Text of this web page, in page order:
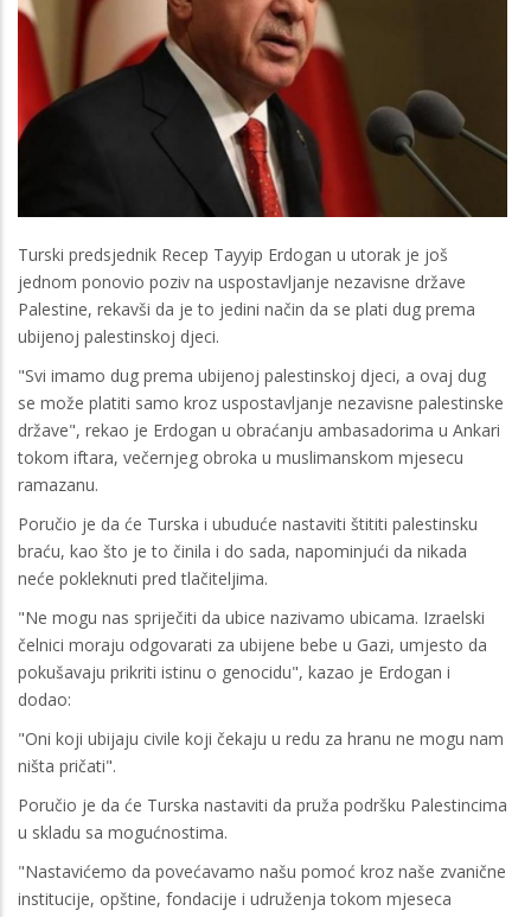
Turski predsjednik Recep Tayyip Erdogan u utorak je još
jednom ponovio poziv na uspostavljanje nezavisne države
Palestine, rekavši da je to jedini način da se plati dug prema
ubijenoj palestinskoj djeci.
"Svi imamo dug prema ubijenoj palestinskoj djeci, a ovaj dug
se može platiti samo kroz uspostavljanje nezavisne palestinske
države", rekao je Erdogan u obraćanju ambasadorima u Ankari
tokom iftara, večernjeg obroka u muslimanskom mjesecu
ramazanu.
Poručio je da će Turska i ubuduće nastaviti štititi palestinsku
braću, kao što je to činila i do sada, napominjući da nikada
neće pokleknuti pred tlačiteljima.
"Ne mogu nas spriječiti da ubice nazivamo ubicama. Izraelski
čelnici moraju odgovarati za ubijene bebe u Gazi, umjesto da
pokušavaju prikriti istinu o genocidu", kazao je Erdogan i
dodao:
"Oni koji ubijaju civile koji čekaju u redu za hranu ne mogu nam
ništa pričati".
Poručio je da će Turska nastaviti da pruža podršku Palestincima
u skladu sa mogućnostima.
"Nastavićemo da povećavamo našu pomoć kroz naše zvanične
institucije, opštine, fondacije i udruženja tokom mjeseca